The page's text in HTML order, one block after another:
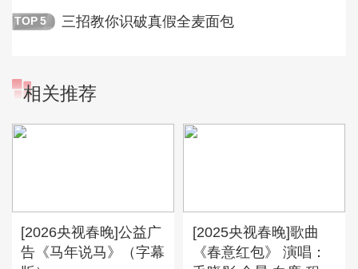
TOP 5 三招教你识破真假全麦面包
相关推荐
[2026央视春晚]公益广
告《马年说马》（字幕
[2025央视春晚]歌曲
《春意红包》 演唱：